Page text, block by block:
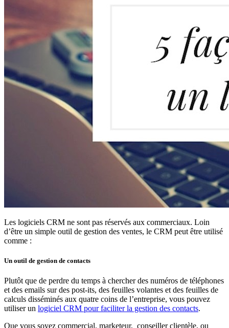
Les logiciels CRM ne sont pas réservés aux commerciaux. Loin
d’être un simple outil de gestion des ventes, le CRM peut être utilisé
comme :
Un outil de gestion de contacts
Plutôt que de perdre du temps à chercher des numéros de téléphones
et des emails sur des post-its, des feuilles volantes et des feuilles de
calculs disséminés aux quatre coins de l’entreprise, vous pouvez
utiliser un logiciel CRM pour faciliter la gestion des contacts.
Que vous soyez commercial, marketeur, conseiller clientèle, ou